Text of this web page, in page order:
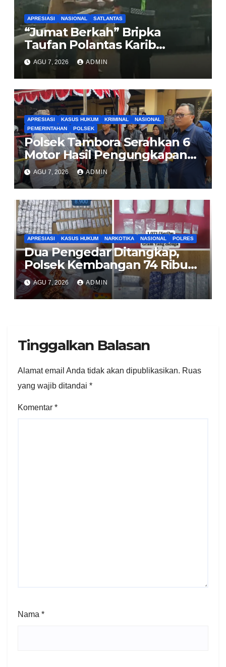
APRESIASI NASIONAL SATLANTAS
“Jumat Berkah” Bripka
Taufan Polantas Karib
Bagikan Nasi Kotak untuk
Sopir Truk yang Mogok di KM
00 Pondok Aren
AGU 7, 2026 ADMIN
APRESIASI KASUS HUKUM KRIMINAL
NASIONAL
PEMERINTAHAN
POLSEK
Polsek Tambora Serahkan 6
Motor Hasil Pengungkapan
Kasus Curanmor Kepada
Pemilik Yang sah
AGU 7, 2026 ADMIN
APRESIASI KASUS HUKUM NARKOTIKA NASIONAL POLRES
Dua Pengedar Ditangkap,
Polsek Kembangan 74 Ribu
Obat Keras, Sabu Hingga
Puluhan Vape Etomidate
Diamankan
AGU 7, 2026 ADMIN
Tinggalkan Balasan
Alamat email Anda tidak akan dipublikasikan. Ruas
yang wajib ditandai *
Komentar *
Nama *